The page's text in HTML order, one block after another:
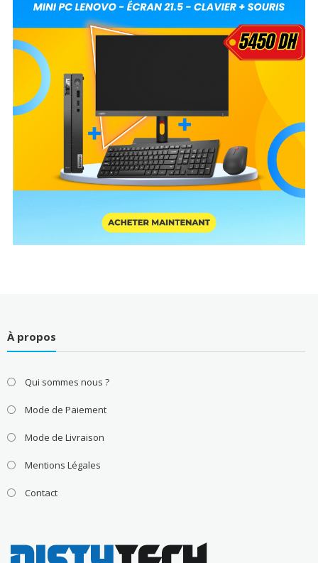
À propos
Qui sommes nous ?
Mode de Paiement
Mode de Livraison
Mentions Légales
Contact